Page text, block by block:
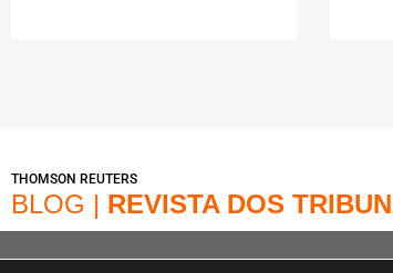
THOMSON REUTERS
BLOG | REVISTA DOS